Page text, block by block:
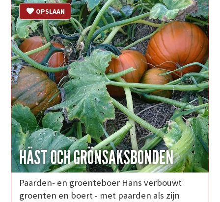
HÄST OCH GRÖNSAKSBONDEN
OPSLAAN
Paarden- en groenteboer Hans verbouwt
groenten en boert - met paarden als zijn